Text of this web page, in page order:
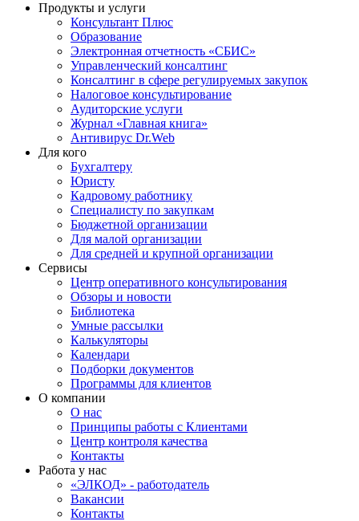
Продукты и услуги
Консультант Плюс
Образование
Электронная отчетность «СБИС»
Управленческий консалтинг
Консалтинг в сфере регулируемых закупок
Налоговое консультирование
Аудиторские услуги
Журнал «Главная книга»
Антивирус Dr.Web
Для кого
Бухгалтеру
Юристу
Кадровому работнику
Специалисту по закупкам
Бюджетной организации
Для малой организации
Для средней и крупной организации
Сервисы
Центр оперативного консультирования
Обзоры и новости
Библиотека
Умные рассылки
Калькуляторы
Календари
Подборки документов
Программы для клиентов
О компании
О нас
Принципы работы с Клиентами
Центр контроля качества
Контакты
Работа у нас
«ЭЛКОД» - работодатель
Вакансии
Контакты